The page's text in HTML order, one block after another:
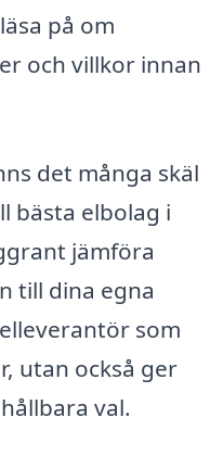
på om
och villkor innan
det många skäl
bästa elbolag i
jämföra
till dina egna
som
utan också ger
val.